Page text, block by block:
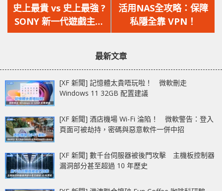
一
篇
文
史上最貴 vs 史上最強 ?
SONY 新一代遊戲主機
PlayStation 5 售價意
一
篇
文
活用NAS全攻略：保障
私隱全靠 VPN！
最新文章
[XF 新聞] 記憶體太貴唔玩啦！ 微軟刪走
Windows 11 32GB 配置建議
[XF 新聞] 酒店機場 Wi-Fi 淪陷！ 微軟警告：登入
頁面可被劫持，密碼與惡意軟件一併中招
[XF 新聞] 數千台伺服器被後門攻擊 主機板控制器
漏洞部分甚至超過 10 年歷史